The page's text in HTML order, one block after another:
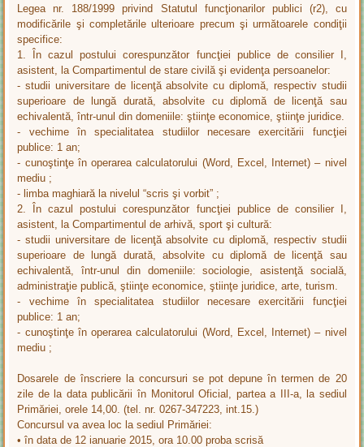
Legea nr. 188/1999 privind Statutul funcţionarilor publici (r2), cu
modificările şi completările ulterioare precum şi următoarele condiţii
specifice:
1. În cazul postului corespunzător funcţiei publice de consilier I,
asistent, la Compartimentul de stare civilă şi evidenţa persoanelor:
- studii universitare de licenţă absolvite cu diplomă, respectiv studii
superioare de lungă durată, absolvite cu diplomă de licenţă sau
echivalentă, într-unul din domeniile: ştiinţe economice, ştiinţe juridice.
- vechime în specialitatea studiilor necesare exercitării funcţiei
publice: 1 an;
- cunoştinţe în operarea calculatorului (Word, Excel, Internet) – nivel
mediu ;
- limba maghiară la nivelul “scris şi vorbit” ;
2. În cazul postului corespunzător funcţiei publice de consilier I,
asistent, la Compartimentul de arhivă, sport şi cultură:
- studii universitare de licenţă absolvite cu diplomă, respectiv studii
superioare de lungă durată, absolvite cu diplomă de licenţă sau
echivalentă, într-unul din domeniile: sociologie, asistenţă socială,
administraţie publică, ştiinţe economice, ştiinţe juridice, arte, turism.
- vechime în specialitatea studiilor necesare exercitării funcţiei
publice: 1 an;
- cunoştinţe în operarea calculatorului (Word, Excel, Internet) – nivel
mediu ;
Dosarele de înscriere la concursuri se pot depune în termen de 20
zile de la data publicării în Monitorul Oficial, partea a III-a, la sediul
Primăriei, orele 14,00. (tel. nr. 0267-347223, int.15.)
Concursul va avea loc la sediul Primăriei:
• în data de 12 ianuarie 2015, ora 10.00 proba scrisă